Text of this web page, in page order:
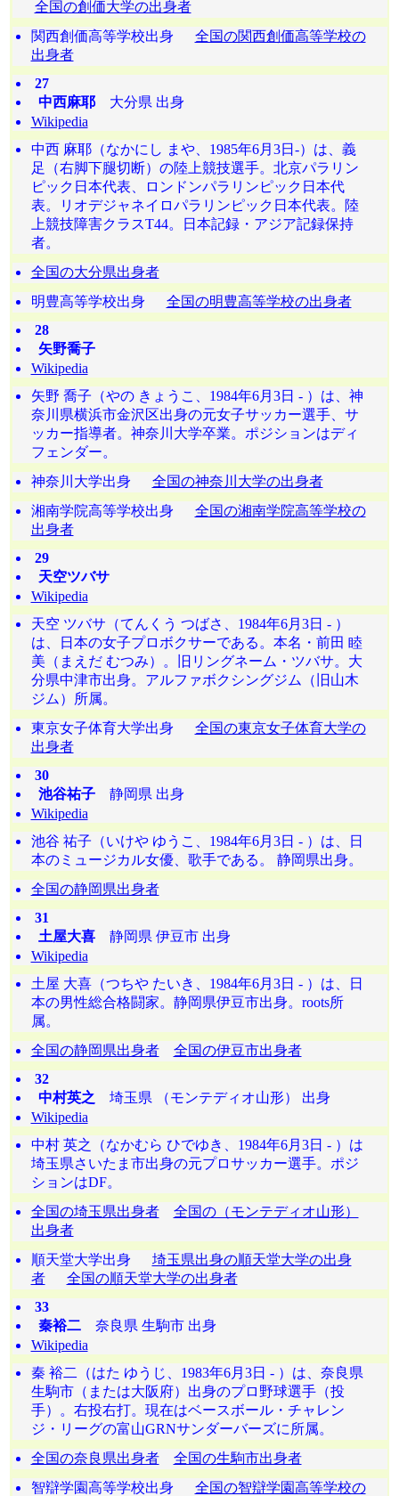
全国の創価大学の出身者
関西創価高等学校出身 全国の関西創価高等学校の
出身者
27
中西麻耶大分県 出身
Wikipedia
中西 麻耶（なかにし まや、1985年6月3日-）は、義
足（右脚下腿切断）の陸上競技選手。北京パラリン
ピック日本代表、ロンドンパラリンピック日本代
表。リオデジャネイロパラリンピック日本代表。陸
上競技障害クラスT44。日本記録・アジア記録保持
者。
全国の大分県出身者
明豊高等学校出身 全国の明豊高等学校の出身者
28
矢野喬子
Wikipedia
矢野 喬子（やの きょうこ、1984年6月3日 - ）は、神
奈川県横浜市金沢区出身の元女子サッカー選手、サ
ッカー指導者。神奈川大学卒業。ポジションはディ
フェンダー。
神奈川大学出身 全国の神奈川大学の出身者
湘南学院高等学校出身 全国の湘南学院高等学校の
出身者
29
天空ツバサ
Wikipedia
天空 ツバサ（てんくう つばさ、1984年6月3日 - ）
は、日本の女子プロボクサーである。本名・前田 睦
美（まえだ むつみ）。旧リングネーム・ツバサ。大
分県中津市出身。アルファボクシングジム（旧山木
ジム）所属。
東京女子体育大学出身 全国の東京女子体育大学の
出身者
30
池谷祐子静岡県 出身
Wikipedia
池谷 祐子（いけや ゆうこ、1984年6月3日 - ）は、日
本のミュージカル女優、歌手である。 静岡県出身。
全国の静岡県出身者
31
土屋大喜静岡県 伊豆市 出身
Wikipedia
土屋 大喜（つちや たいき、1984年6月3日 - ）は、日
本の男性総合格闘家。静岡県伊豆市出身。roots所
属。
全国の静岡県出身者
全国の伊豆市出身者
32
中村英之 埼玉県 （モンテディオ山形） 出身
Wikipedia
中村 英之（なかむら ひでゆき、1984年6月3日 - ）は
埼玉県さいたま市出身の元プロサッカー選手。ポジ
ションはDF。
全国の埼玉県出身者
全国の（モンテディオ山形）
出身者
順天堂大学出身 埼玉県出身の順天堂大学の出身
者
全国の順天堂大学の出身者
33
秦裕二奈良県 生駒市 出身
Wikipedia
秦 裕二（はた ゆうじ、1983年6月3日 - ）は、奈良県
生駒市（または大阪府）出身のプロ野球選手（投
手）。右投右打。現在はベースボール・チャレン
ジ・リーグの富山GRNサンダーバーズに所属。
全国の奈良県出身者
全国の生駒市出身者
智辯学園高等学校出身 全国の智辯学園高等学校の